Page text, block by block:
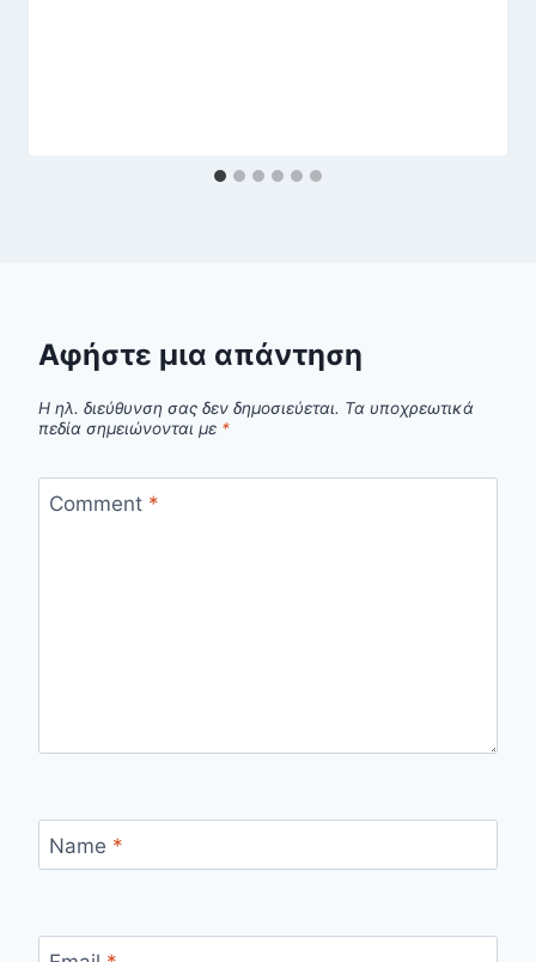
Αφήστε μια απάντηση
Η ηλ. διεύθυνση σας δεν δημοσιεύεται. Τα υποχρεωτικά
πεδία σημειώνονται με *
Comment *
Name *